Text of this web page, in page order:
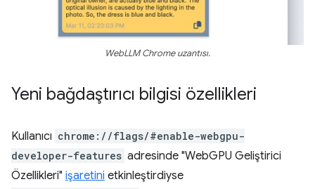
WebLLM Chrome uzantısı.
Yeni bağdaştırıcı bilgisi özellikleri
Kullanıcı chrome://flags/#enable-webgpu-
developer-features adresinde "WebGPU Geliştirici
Özellikleri" işaretini etkinleştirdiyse